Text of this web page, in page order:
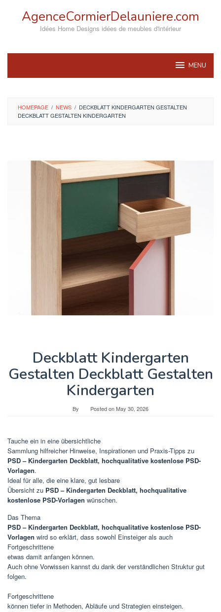
AgenceCormierDelauniere.com
Idées Home Designs idées de meubles d'intérieur
MENU
HOMEPAGE / NEWS / DECKBLATT KINDERGARTEN GESTALTEN
DECKBLATT GESTALTEN KINDERGARTEN
Deckblatt Kindergarten
Gestalten Deckblatt Gestalten
Kindergarten
By Posted onMay 30, 2026
Tauche ein in eine übersichtliche
Sammlung hilfreicher Hinweise, Inspirationen und Praxis-Tipps zu
PSD – Kindergarten Deckblatt, hochqualitative kostenlose PSD-
Vorlagen.
Ideal für alle, die eine klare, gut lesbare
Übersicht zu PSD – Kindergarten Deckblatt, hochqualitative
kostenlose PSD-Vorlagen wünschen.
Das Thema
PSD – Kindergarten Deckblatt, hochqualitative kostenlose PSD-
Vorlagen wird so erklärt, dass sowohl Einsteiger als auch
Fortgeschrittene
etwas damit anfangen können.
Auch ohne Vorwissen kannst du dank der verständlichen Struktur gut
folgen.
Fortgeschrittene
können tiefer in Methoden, Abläufe und Strategien einsteigen.